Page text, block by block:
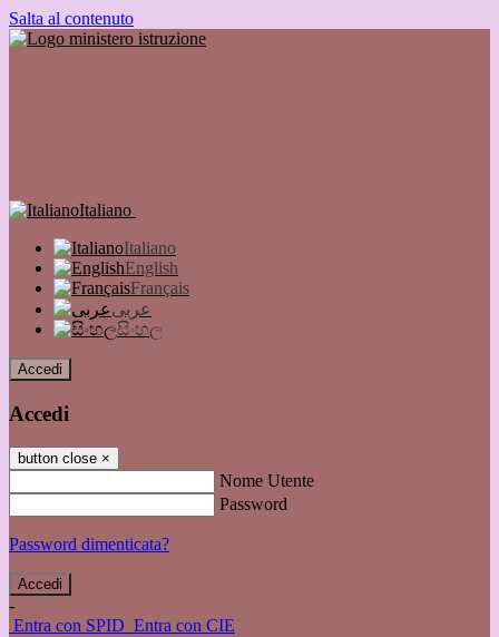
Salta al contenuto
Italiano
Italiano
English
Français
عربى
සිංහල
Accedi
Accedi
button close ×
Nome Utente
Password
Password dimenticata?
-
Entra con SPID Entra con CIE